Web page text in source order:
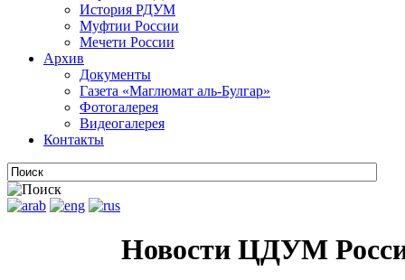
История РДУМ
Муфтии России
Мечети России
Архив
Документы
Газета «Маглюмат аль-Булгар»
Фотогалерея
Видеогалерея
Контакты
Новости ЦДУМ